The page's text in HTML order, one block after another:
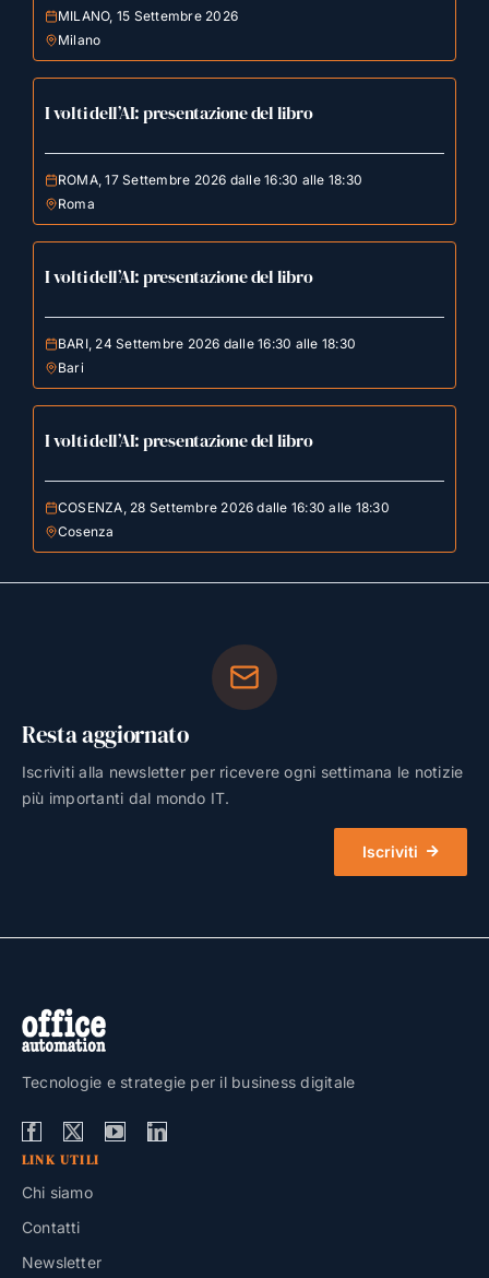
MILANO, 15 Settembre 2026
Milano
I volti dell’AI: presentazione del libro
ROMA, 17 Settembre 2026 dalle 16:30 alle 18:30
Roma
I volti dell’AI: presentazione del libro
BARI, 24 Settembre 2026 dalle 16:30 alle 18:30
Bari
I volti dell’AI: presentazione del libro
COSENZA, 28 Settembre 2026 dalle 16:30 alle 18:30
Cosenza
Resta aggiornato
Iscriviti alla newsletter per ricevere ogni settimana le notizie
più importanti dal mondo IT.
Iscriviti
Tecnologie e strategie per il business digitale
LINK UTILI
Chi siamo
Contatti
Newsletter